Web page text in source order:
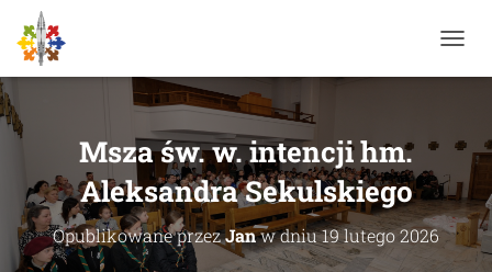
R
C
Z
N
A
W
Msza św. w. intencji hm.
Aleksandra Sekulskiego
Opublikowane przezJanw dniu19 lutego 2026